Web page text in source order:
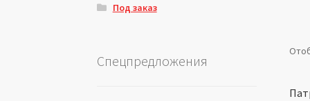
Под заказ
Спецпредложения